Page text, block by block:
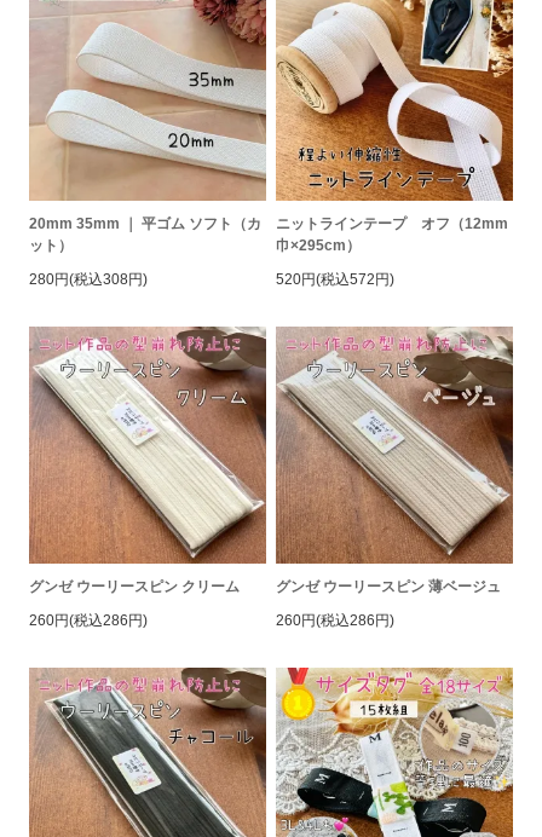
20mm 35mm ｜ 平ゴム ソフト（カ
ット）
280円(税込308円)
ニットラインテープ オフ（12mm
巾×295cm）
520円(税込572円)
グンゼ ウーリースピン クリーム
260円(税込286円)
グンゼ ウーリースピン 薄ベージュ
260円(税込286円)